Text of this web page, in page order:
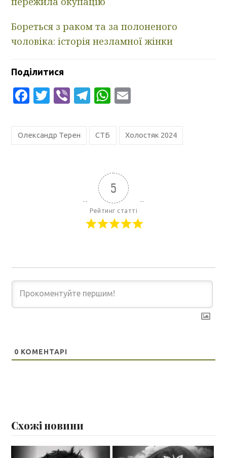
Бореться з раком та за полоненого
чоловіка: історія незламної жінки
Поділитися
Facebook
Twitter
ViberTelegram
WhatsApp
Олександр Терен СТБ Холостяк 2024
5
Рейтинг статті
0 КОМЕНТАРІ
Схожі новини